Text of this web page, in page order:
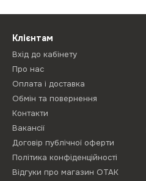
Клієнтам
Вхід до кабінету
Про нас
Оплата і доставка
Обмін та повернення
Контакти
Вакансії
Договір публічної оферти
Політика конфіденційності
Відгуки про магазин ОТАК